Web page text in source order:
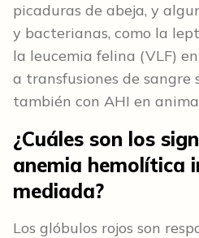
picaduras de abeja, y
y bacterianas, como la
la leucemia felina (VLF)
a transfusiones de sangre
también con AHI en
¿Cuáles son los
anemia hemolítica
mediada?
Los glóbulos rojos son